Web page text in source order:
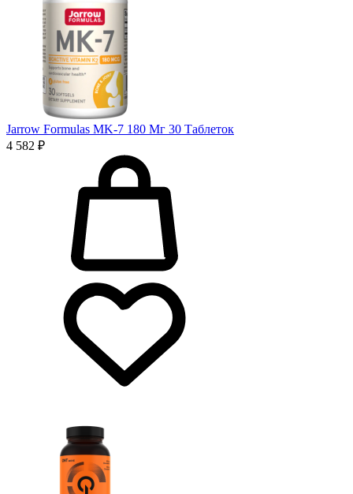
Jarrow Formulas MK-7 180 Мг 30 Таблеток
4 582 ₽